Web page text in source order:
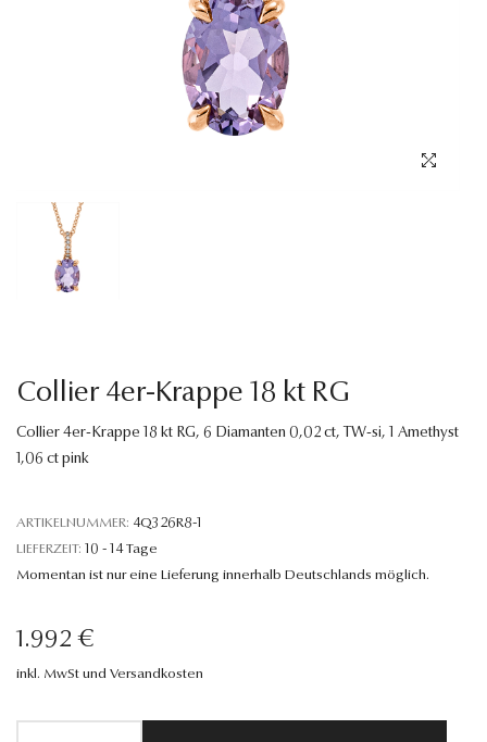
3D TRAURINGKONFIGURATION
Collier 4er-Krappe 18 kt RG
Collier 4er-Krappe 18 kt RG, 6 Diamanten 0,02 ct, TW-si, 1 Amethyst
1,06 ct pink
ARTIKELNUMMER: 4Q326R8-1
LIEFERZEIT: 10 - 14 Tage
Momentan ist nur eine Lieferung innerhalb Deutschlands möglich.
1.992 €
inkl. MwSt und Versandkosten